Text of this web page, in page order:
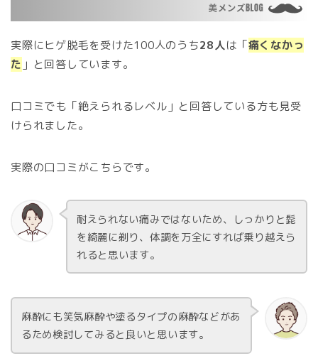
実際にヒゲ脱毛を受けた100人のうち28人は「痛くなかっ
た 」と回答しています。
口コミでも「絶えられるレベル」と回答している方も見受
けられました。
実際の口コミがこちらです。
耐えられない痛みではないため、しっかりと髭
を綺麗に剃り、体調を万全にすれば乗り越えら
れると思います。
麻酔にも笑気麻酔や塗るタイプの麻酔などがあ
るため検討してみると良いと思います。